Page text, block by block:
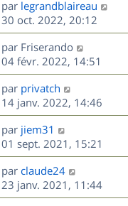
n
i
e
r
m
e
s
s
a
g
e
D
e
r
n
i
e
r
m
e
s
s
a
g
e
par legrandblaireau
30 oct. 2022, 20:12
D
e
r
n
i
e
r
m
e
s
s
a
par Friserando
04 févr. 2022, 14:51
D
e
r
n
i
e
r
m
e
par privatch
14 janv. 2022, 14:46
D
e
r
n
i
e
par jiem31
01 sept. 2021, 15:21
D
e
r
par claude24
23 janv. 2021, 11:44